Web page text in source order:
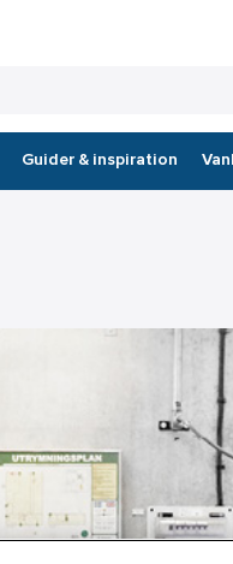
Guider & inspiration